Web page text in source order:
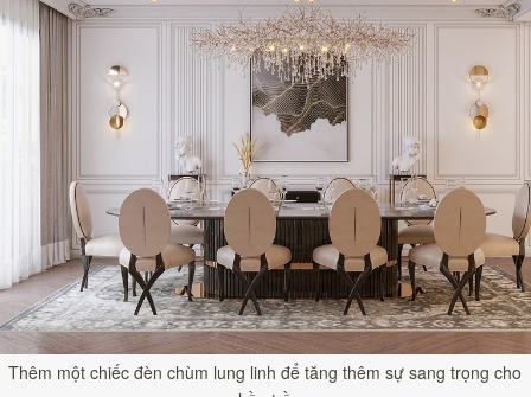
Thêm một chiếc đèn chùm lung linh để tăng thêm sự sang trọng cho